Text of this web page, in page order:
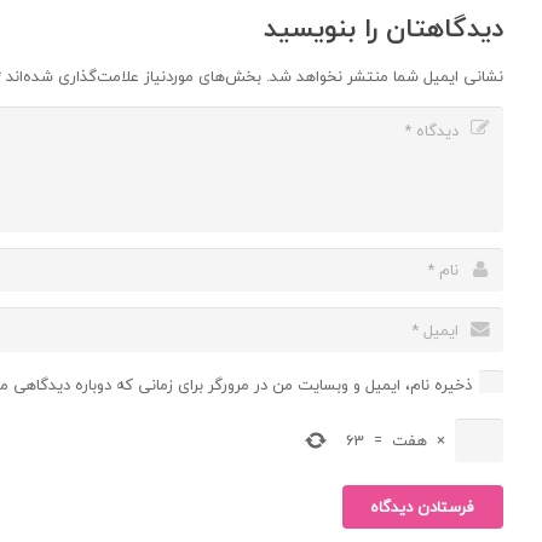
دیدگاهتان را بنویسید
نشانی ایمیل شما منتشر نخواهد شد. بخش‌های موردنیاز علامت‌گذاری شده‌اند
ذخیره نام، ایمیل و وبسایت من در مرورگر برای زمانی که دوباره
× هفت =
63
فرستادن دیدگاه